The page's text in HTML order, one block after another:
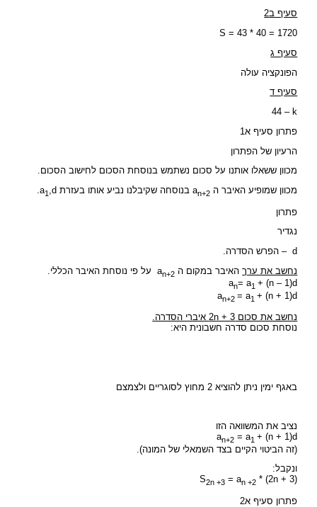
סעיף ב2
S = 43 * 40 = 1720
סעיף ג
הפונקציה עולה
סעיף ד
44 – k
פתרון סעיף א1
הרעיון של הפתרון
מכוון ששאלו אותנו על סכום נשתמש בנוסחת הסכום לחישוב הסכום.
מכוון שמופיע האיבר ה a n+2 בנוסחה שקיבלנו נביע אותו בעזרת a 1 ,d.
פתרון
נגדיר
d – הפרש הסדרה.
נחשב את ערךהאיבר במקום ה a n+2 על פי נוסחת האיבר הכללי.
an= a1+ (n – 1)d
an+2= a1+ (n + 1)d
נחשב את סכום 2n + 3 איברי הסדרה.
נוסחת סכום סדרה חשבונית היא:
באגף ימין ניתן להוציא 2 מחוץ לסוגריים ולצמצם
נציב את המשוואה הזו
an+2 = a1+ (n + 1)d
(זה הביטוי הקיים בצד השמאלי של המונה).
ונקבל:
(S
2n +3 = an +2 * (2n + 3
פתרון סעיף א2